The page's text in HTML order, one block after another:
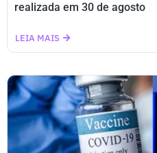
realizada em 30 de agosto
LEIA MAIS